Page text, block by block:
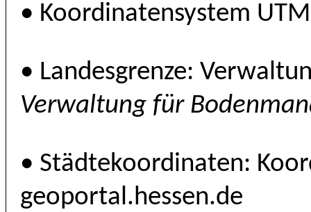
• Koordinatensystem
• Landesgrenze:
Verwaltung für
• Städtekoordinaten:
geoportal.hessen.de